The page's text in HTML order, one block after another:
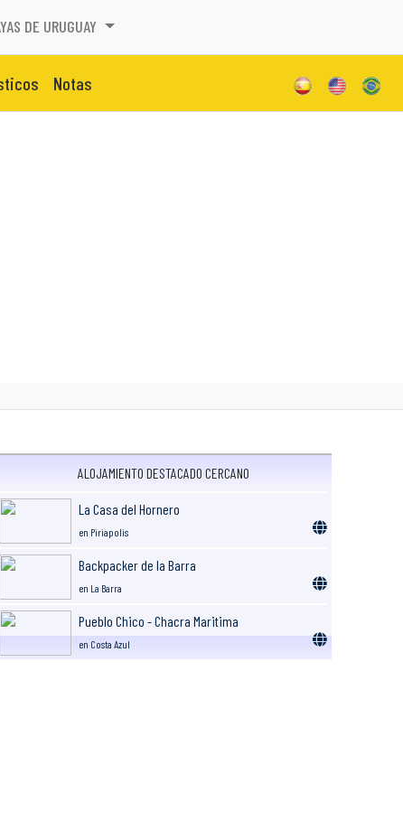
DE URUGUAY
Notas
ALOJAMIENTO DESTACADO CERCANO
La Casa del Hornero
en Piriapolis
Backpacker de la Barra
en La Barra
Pueblo Chico - Chacra Maritima
en Costa Azul